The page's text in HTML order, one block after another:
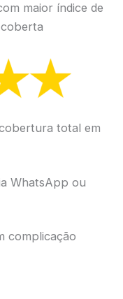
maior índice de
total em
WhatsApp ou
complicação